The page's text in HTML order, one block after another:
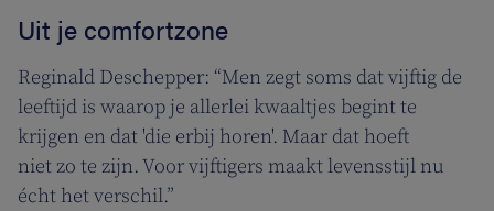
Uit je comfortzone
Reginald Deschepper: “Men zegt soms dat vijftig de
leeftijd is waarop je allerlei kwaaltjes begint te
krijgen en dat 'die erbij horen'. Maar dat hoeft
niet zo te zijn. Voor vijftigers maakt levensstijl nu
écht het verschil.”